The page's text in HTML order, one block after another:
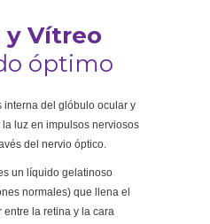
y Vítreo
óptimo
interna del glóbulo ocular y
luz en impulsos nerviosos
del nervio óptico.
un líquido gelatinoso
normales) que llena el
la retina y la cara